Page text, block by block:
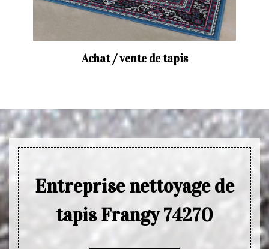
Achat / vente de tapis
Entreprise nettoyage de
tapis Frangy 74270